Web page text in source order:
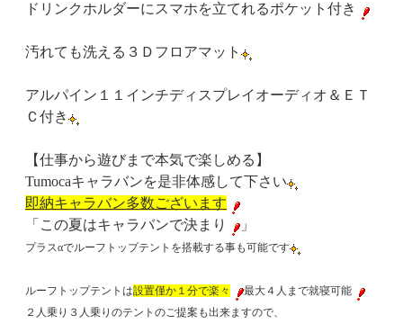
ドリンクホルダーにスマホを立てれるポケット付き
汚れても洗える３Ｄフロアマット
アルパイン１１インチディスプレイオーディオ＆ＥＴ
Ｃ付き
【仕事から遊びまで本気で楽しめる】
Tumocaキャラバンを是非体感して下さい
即納キャラバン多数ございます
「この夏はキャラバンで決まり
」
プラスαでルーフトップテントを搭載する事も可能です
ルーフトップテントは設置僅か１分で楽々
最大４人まで就寝可能
２人乗り３人乗りのテントのご提案も出来ますので、